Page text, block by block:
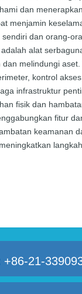
dan
menjamin
dan orang-
alat
melindungi
kontrol
infrastruktur
fisik dan
fitur
keamanan
+86-21-